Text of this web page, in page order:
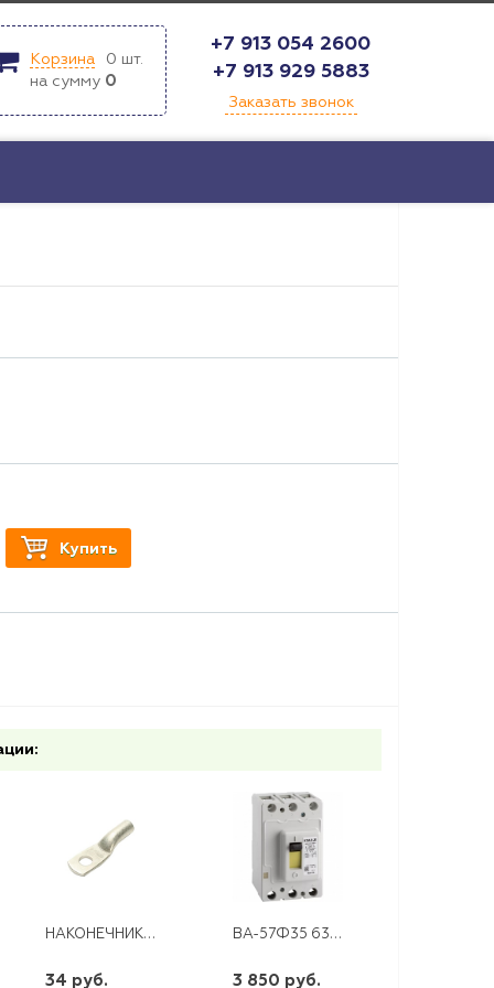
Корзина 0 шт.
на сумму 0
+7 913 054 2600
+7 913 929 5883
Заказать звонок
Купить
НАКОНЕЧНИК ТМЛ 10-8-5 ЛУЖЕНЫЙ (КВТ)
34 руб.
ВА-57Ф35 63 А КЭАЗ
3 850 руб.